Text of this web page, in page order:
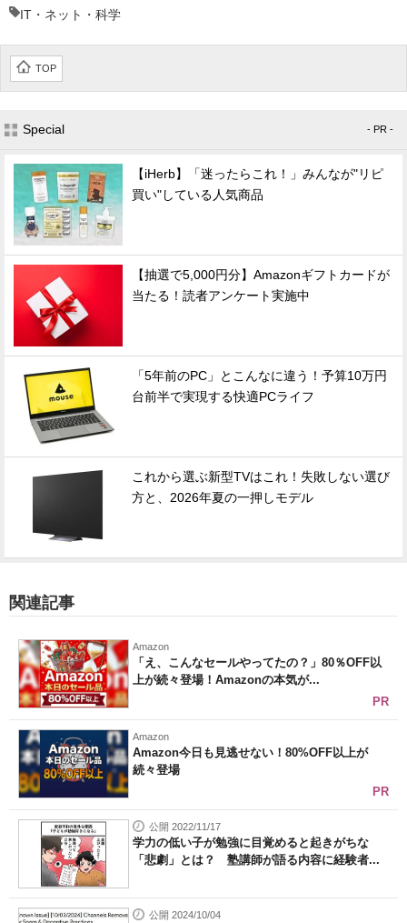
IT・ネット・科学
TOP
Special - PR -
【iHerb】「迷ったらこれ！」みんなが"リピ
買い"している人気商品
【抽選で5,000円分】Amazonギフトカードが
当たる！読者アンケート実施中
「5年前のPC」とこんなに違う！予算10万円
台前半で実現する快適PCライフ
これから選ぶ新型TVはこれ！失敗しない選び
方と、2026年夏の一押しモデル
関連記事
Amazon
「え、こんなセールやってたの？」80％OFF以
上が続々登場！Amazonの本気が...
PR
Amazon
Amazon今日も見逃せない！80%OFF以上が
続々登場
PR
公開 2022/11/17
学力の低い子が勉強に目覚めると起きがちな
「悲劇」とは？ 塾講師が語る内容に経験者...
公開 2024/10/04